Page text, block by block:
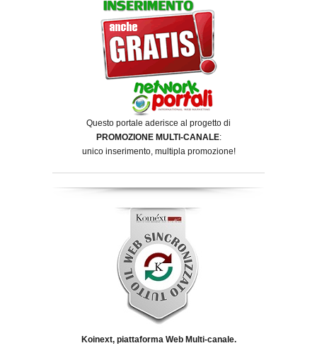
Questo portale aderisce al progetto di
PROMOZIONE MULTI-CANALE:
unico inserimento, multipla promozione!
Koinext, piattaforma Web Multi-canale.